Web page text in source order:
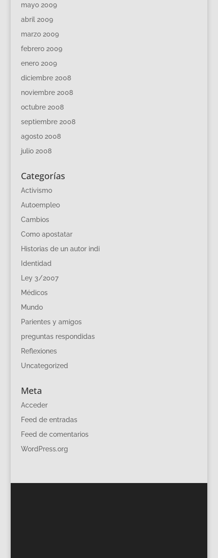
mayo 2009
abril 2009
marzo 2009
febrero 2009
enero 2009
diciembre 2008
noviembre 2008
octubre 2008
septiembre 2008
agosto 2008
julio 2008
Categorías
Activismo
Autoempleo
Cambios
Como apostatar
Historias de un autor indi
Identidad
Ley 3/2007
Médicos
Mundo
Parientes y amigos
preguntas respondidas
Reflexiones
Uncategorized
Meta
Acceder
Feed de entradas
Feed de comentarios
WordPress.org